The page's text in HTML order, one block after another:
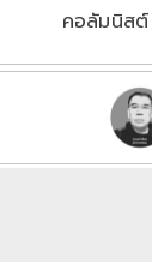
คอลัมนิสต์